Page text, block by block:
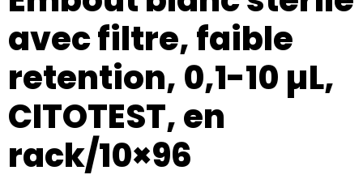
avec filtre, faible
retention, 0,1-10 µL,
CITOTEST, en
rack/10×96